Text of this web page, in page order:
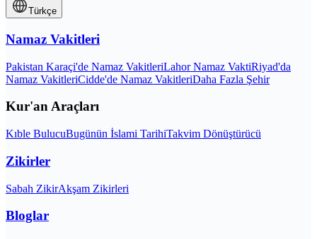
Türkçe
Namaz Vakitleri
Pakistan Karaçi'de Namaz VakitleriLahor Namaz VaktiRiyad'da
Namaz VakitleriCidde'de Namaz VakitleriDaha Fazla Şehir
Kur'an Araçları
Kıble BulucuBugünün İslami TarihiTakvim Dönüştürücü
Zikirler
Sabah ZikirAkşam Zikirleri
Bloglar